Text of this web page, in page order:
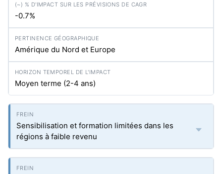
-0.7%
Amérique du Nord et Europe
Moyen terme (2-4 ans)
Sensibilisation et formation limitées dans les
régions à faible revenu